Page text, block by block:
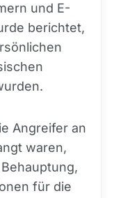
und E-
berichtet,
Angreifer an
waren,
für die